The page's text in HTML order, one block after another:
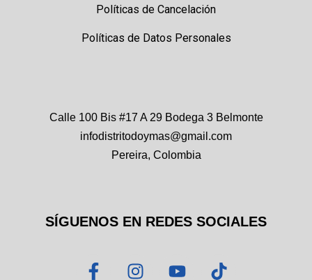
Políticas de Cancelación
Políticas de Datos Personales
Calle 100 Bis #17 A 29 Bodega 3 Belmonte
infodistritodoymas@gmail.com
Pereira, Colombia
SÍGUENOS EN REDES SOCIALES
F
I
Y
T